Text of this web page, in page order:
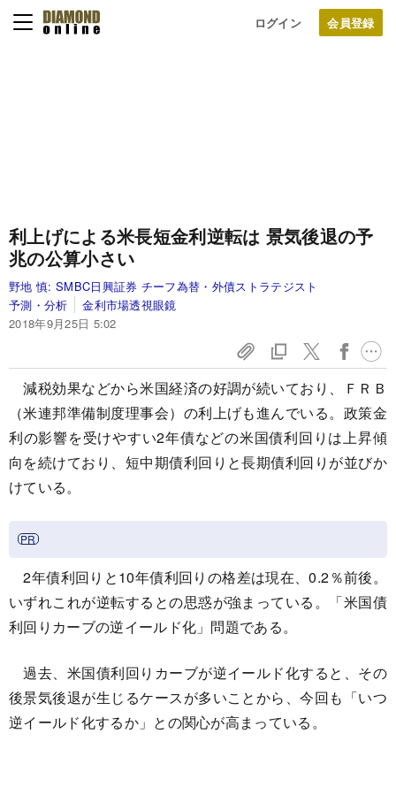
ログイン
利上げによる米長短金利逆転は 景気後退の予
兆の公算小さい
野地 慎: SMBC日興証券 チーフ為替・外債ストラテジスト
予測・分析
金利市場透視眼鏡
2018年9月25日 5:02
減税効果などから米国経済の好調が続いており、ＦＲＢ
（米連邦準備制度理事会）の利上げも進んでいる。政策金
利の影響を受けやすい2年債などの米国債利回りは上昇傾
向を続けており、短中期債利回りと長期債利回りが並びか
けている。
2年債利回りと10年債利回りの格差は現在、0.2％前後。
いずれこれが逆転するとの思惑が強まっている。「米国債
利回りカーブの逆イールド化」問題である。
過去、米国債利回りカーブが逆イールド化すると、その
後景気後退が生じるケースが多いことから、今回も「いつ
逆イールド化するか」との関心が高まっている。